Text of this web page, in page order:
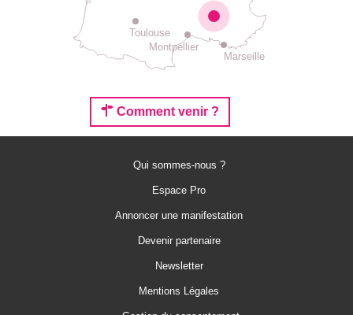
Montpellier
Toulouse
Marseille
Comment venir ?
Qui sommes-nous ?
Espace Pro
Annoncer une manifestation
Devenir partenaire
Newsletter
Mentions Légales